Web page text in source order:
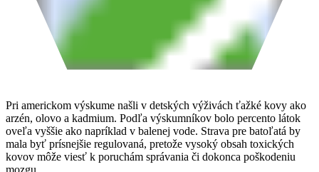
Pri americkom výskume našli v detských výživách ťažké kovy ako
arzén, olovo a kadmium. Podľa výskumníkov bolo percento látok
oveľa vyššie ako napríklad v balenej vode. Strava pre batoľatá by
mala byť prísnejšie regulovaná, pretože vysoký obsah toxických
kovov môže viesť k poruchám správania či dokonca poškodeniu
mozgu.